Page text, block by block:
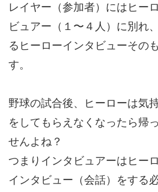
レイヤー（参加者）にはヒー
ビュアー（１〜４人）に別れ
るヒーローインタビューその
す。
野球の試合後、ヒーローは気
をしてもらえなくなったら帰
せんよね？
つまりインタビュアーはヒー
インタビュー（会話）をする